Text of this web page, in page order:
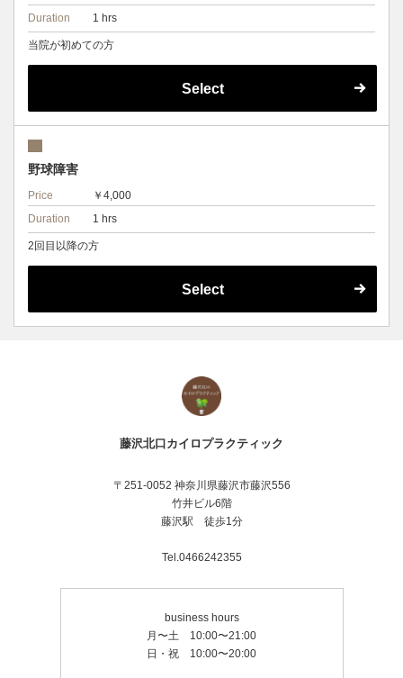
Duration
1 hrs
当院が初めての方
Select
野球障害
Price
￥4,000
Duration
1 hrs
2回目以降の方
Select
藤沢北口カイロプラクティック
〒251-0052 神奈川県藤沢市藤沢556
竹井ビル6階
藤沢駅 徒歩1分
Tel.0466242355
business hours
月〜土 10:00〜21:00
日・祝 10:00〜20:00